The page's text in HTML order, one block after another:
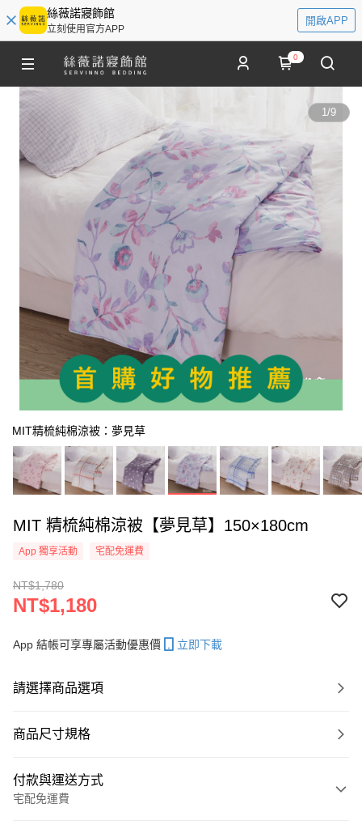
絲薇諾寢飾館
立刻使用官方APP
開啟APP
0
1/9
MIT精梳純棉涼被：夢見草
MIT 精梳純棉涼被【夢見草】150×180cm
App 獨享活動 宅配免運費
NT$1,780
NT$1,180
App 結帳可享專屬活動優惠價 立即下載
請選擇商品選項
商品尺寸規格
付款與運送方式
宅配免運費